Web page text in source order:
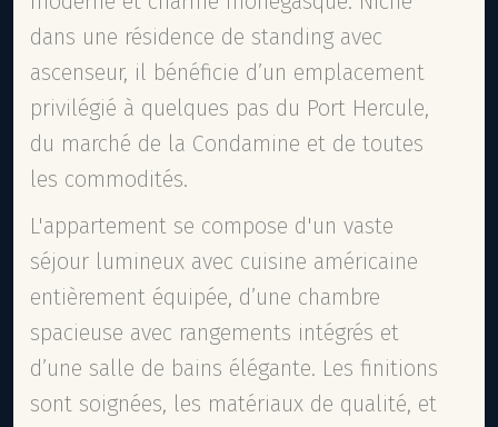
dans une résidence de standing avec
ascenseur, il bénéficie d’un emplacement
privilégié à quelques pas du Port Hercule,
du marché de la Condamine et de toutes
les commodités.
L'appartement se compose d'un vaste
séjour lumineux avec cuisine américaine
entièrement équipée, d’une chambre
spacieuse avec rangements intégrés et
d’une salle de bains élégante. Les finitions
sont soignées, les matériaux de qualité, et